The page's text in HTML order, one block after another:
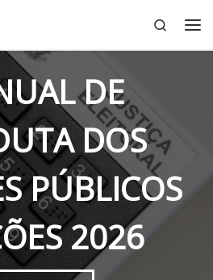
Search
DE
DOS
PÚBLICOS
2026